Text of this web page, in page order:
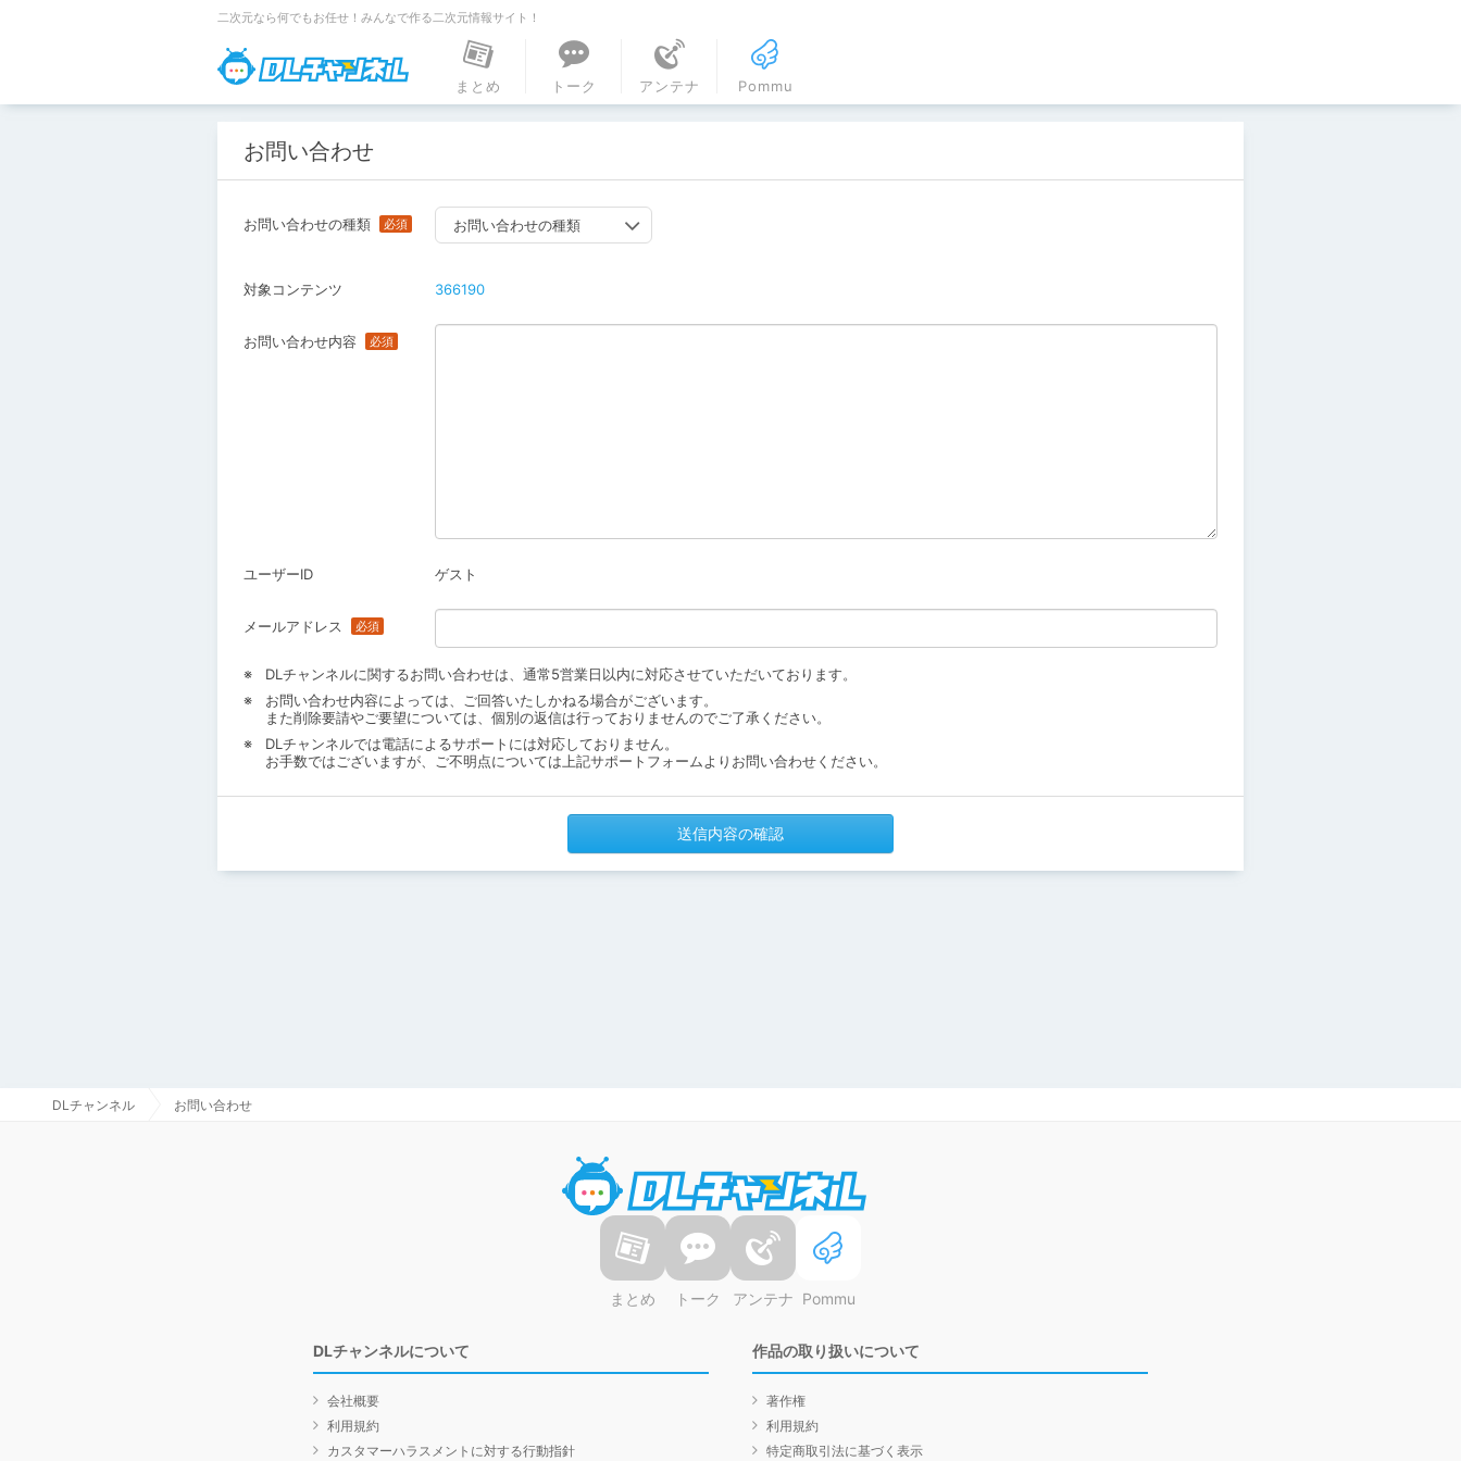
二次元なら何でもお任せ！みんなで作る二次元情報サイト！
DLチャンネル
まとめ
トーク アンテナ Pommu
お問い合わせ
お問い合わせの種類 お問い合わせの種類
対象コンテンツ 366190
お問い合わせ内容
ユーザーID ゲスト
メールアドレス
DLチャンネルに関するお問い合わせは、通常5営業日以内に対応させていただいております。
お問い合わせ内容によっては、ご回答いたしかねる場合がございます。
また削除要請やご要望については、個別の返信は行っておりませんのでご了承ください。
DLチャンネルでは電話によるサポートには対応しておりません。
お手数ではございますが、ご不明点については上記サポートフォームよりお問い合わせください。
送信内容の確認
DLチャンネル お問い合わせ
まとめ トーク アンテナ Pommu
DLチャンネルについて
会社概要
利用規約
カスタマーハラスメントに対する行動指針
作品の取り扱いについて
著作権
利用規約
特定商取引法に基づく表示